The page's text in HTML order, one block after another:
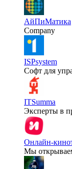
АйПиМатика
Company
ISPsystem
Софт для
ITSumma
Эксперты в
Онлайн-
Мы